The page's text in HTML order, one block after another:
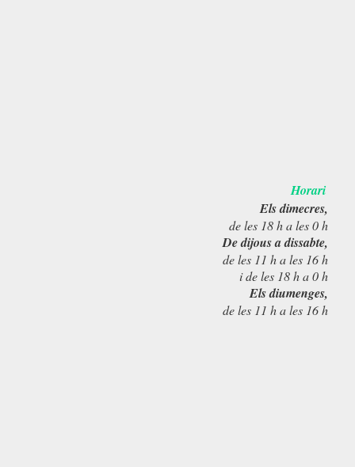
Horari
Els dimecres,
de les 18 h a les 0 h
De dijous a dissabte,
de les 11 h a les 16 h
i de les 18 h a 0 h
Els diumenges,
de les 11 h a les 16 h